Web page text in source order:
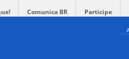
Comunica BR Participe